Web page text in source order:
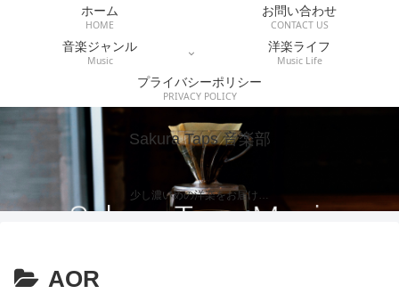
Sakura Taps 音楽部
少し濃いめの洋楽をお届け…
ホーム
HOME
お問い合わせ
CONTACT US
音楽ジャンル
Music
洋楽ライフ
Music Life
プライバシーポリシー
PRIVACY POLICY
AOR